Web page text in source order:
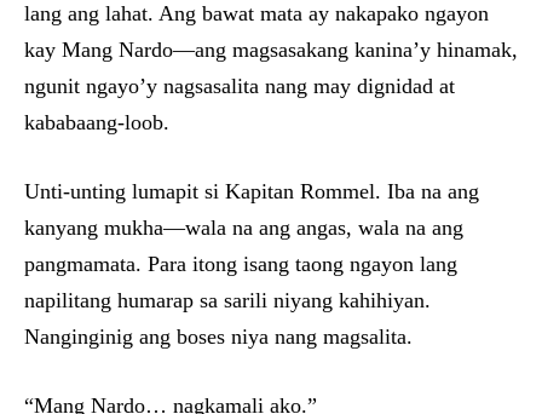
lang ang lahat. Ang bawat mata ay nakapako ngayon
kay Mang Nardo—ang magsasakang kanina’y hinamak,
ngunit ngayo’y nagsasalita nang may dignidad at
kababaang-loob.
Unti-unting lumapit si Kapitan Rommel. Iba na ang
kanyang mukha—wala na ang angas, wala na ang
pangmamata. Para itong isang taong ngayon lang
napilitang humarap sa sarili niyang kahihiyan.
Nanginginig ang boses niya nang magsalita.
“Mang Nardo… nagkamali ako.”